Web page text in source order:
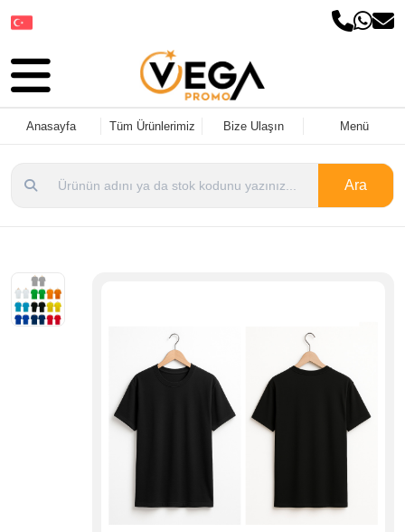
Anasayfa Tüm Ürünlerimiz Bize Ulaşın Menü
Ara